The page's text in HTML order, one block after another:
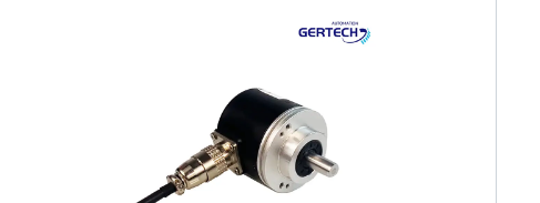
Серия GI-S40: Инкремен
тальный энкодер с ···